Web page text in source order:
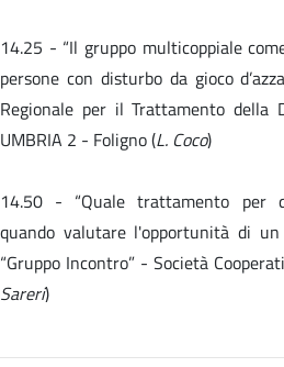
14.25 - “Il gruppo multicoppiale
persone con disturbo da gioco
Regionale per il Trattamento della
UMBRIA 2 - Foligno (L. Coco)
14.50 - “Quale trattamento per
quando valutare l'opportunità di un
“Gruppo Incontro” - Società
Sareri)